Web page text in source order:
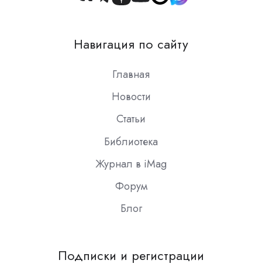
Join
Slack
Навигация по сайту
Главная
Новости
Статьи
Библиотека
Журнал в iMag
Форум
Блог
Подписки и регистрации